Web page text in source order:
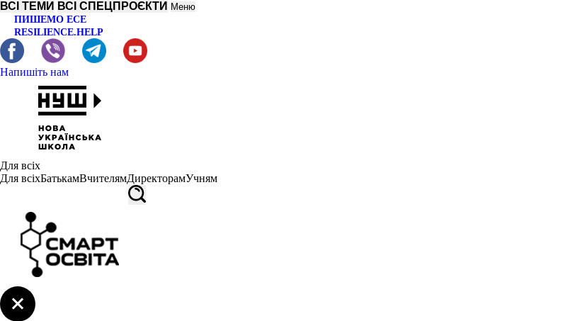
ВСІ ТЕМИ ВСІ СПЕЦПРОЄКТИ Меню
ПИШЕМО ЕСЕ
RESILIENCE.HELP
Напишіть нам
Для всіх
Для всіхБатькамВчителямДиректорамУчням